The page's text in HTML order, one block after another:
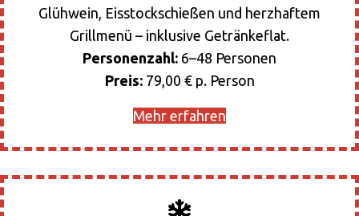
Glühwein, Eisstockschießen und herzhaftem
Grillmenü – inklusive Getränkeflat.
Personenzahl: 6–48 Personen
Preis:79,00 € p. Person
Mehr erfahren